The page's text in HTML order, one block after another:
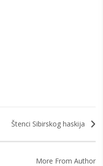
Štenci Sibirskog haskija
More From Author